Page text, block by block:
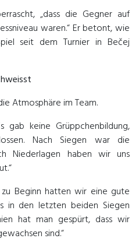
„dass die Gegner auf
waren.“ Er betont, wie
seit dem Turnier in Bečej
Atmosphäre im Team.
gab keine Grüppchenbildung,
Nach Siegen war die
Niederlagen haben wir uns
zu Beginn hatten wir eine gute
in den letzten beiden Siegen
hat man gespürt, dass wir
sind.“